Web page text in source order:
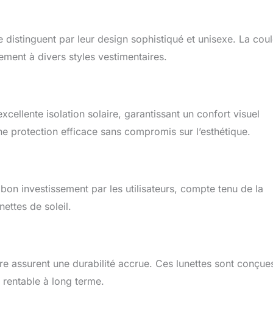
distinguent par leur design sophistiqué et unisexe. La
à divers styles vestimentaires.
isolation solaire, garantissant un confort visuel
protection efficace sans compromis sur l’esthétique.
investissement par les utilisateurs, compte tenu de la
de soleil.
assurent une durabilité accrue. Ces lunettes sont
à long terme.